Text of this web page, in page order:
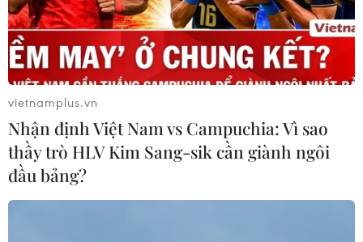
vietnamplus.vn
Nhận định Việt Nam vs Campuchia: Vì sao
thầy trò HLV Kim Sang-sik cần giành ngôi
đầu bảng?